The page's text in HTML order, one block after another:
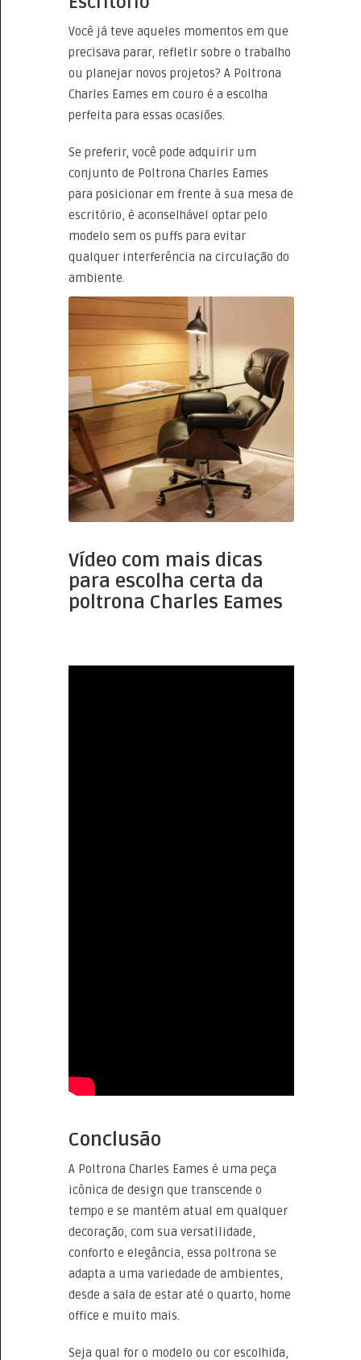
Você já teve aqueles momentos em que
precisava parar, refletir sobre o trabalho
ou planejar novos projetos? A Poltrona
Charles Eames em couro é a escolha
perfeita para essas ocasiões.
Se preferir, você pode adquirir um
conjunto de Poltrona Charles Eames
para posicionar em frente à sua mesa de
escritório, é aconselhável optar pelo
modelo sem os puffs para evitar
qualquer interferência na circulação do
ambiente.
Vídeo com mais dicas
para escolha certa da
poltrona Charles Eames
Conclusão
A Poltrona Charles Eames é uma peça
icônica de design que transcende o
tempo e se mantém atual em qualquer
decoração, com sua versatilidade,
conforto e elegância, essa poltrona se
adapta a uma variedade de ambientes,
desde a sala de estar até o quarto, home
office e muito mais.
Seja qual for o modelo ou cor escolhida,